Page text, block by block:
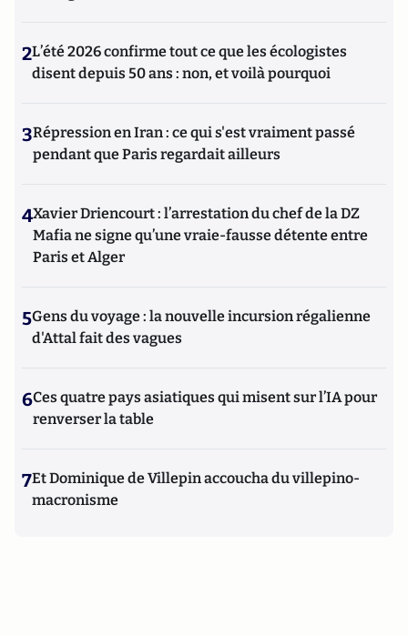
2L’été 2026 confirme tout ce que les écologistes
disent depuis 50 ans : non, et voilà pourquoi
3Répression en Iran : ce qui s'est vraiment passé
pendant que Paris regardait ailleurs
4Xavier Driencourt : l’arrestation du chef de la DZ
Mafia ne signe qu’une vraie-fausse détente entre
Paris et Alger
5Gens du voyage : la nouvelle incursion régalienne
d'Attal fait des vagues
6Ces quatre pays asiatiques qui misent sur l’IA pour
renverser la table
7Et Dominique de Villepin accoucha du villepino-
macronisme